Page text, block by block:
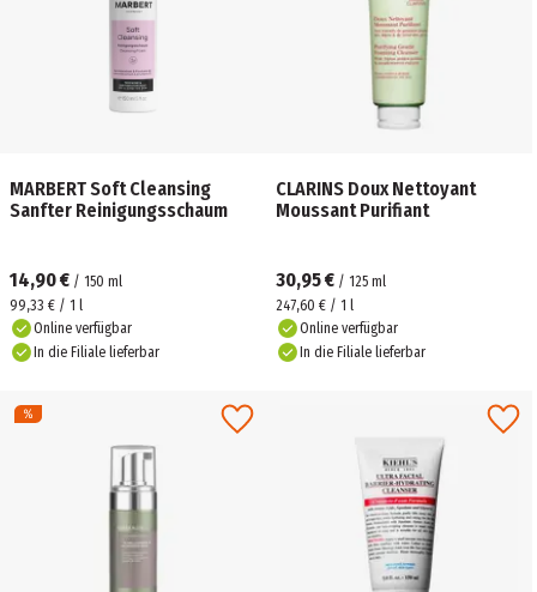
MARBERT Soft Cleansing
Sanfter Reinigungsschaum
14,90 € / 150 ml
99,33 € / 1 l
Online verfügbar
In die Filiale lieferbar
CLARINS Doux Nettoyant
Moussant Purifiant
30,95 € / 125 ml
247,60 € / 1 l
Online verfügbar
In die Filiale lieferbar